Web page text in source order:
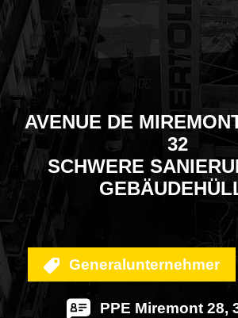
AVENUE DE
32
SCHWERE
Generalunternehmer
PPE Miremont 28,